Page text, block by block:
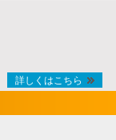
詳しくはこちら